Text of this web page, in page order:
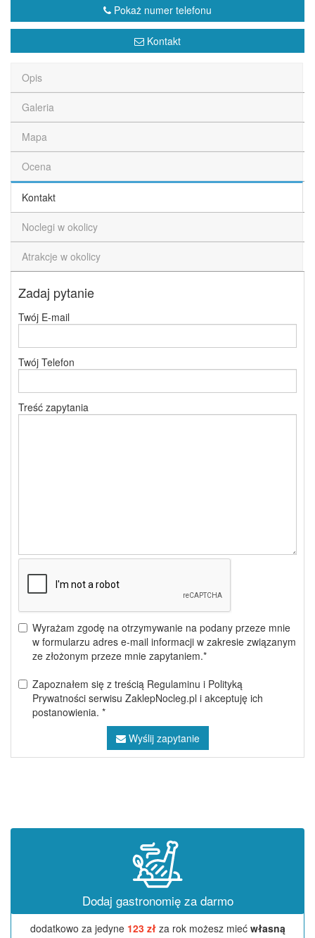
Pokaż numer telefonu
Kontakt
Opis
Galeria
Mapa
Ocena
Kontakt
Noclegi w okolicy
Atrakcje w okolicy
Zadaj pytanie
Twój E-mail
Twój Telefon
Treść zapytania
Wyrażam zgodę na otrzymywanie na podany przeze mnie
w formularzu adres e-mail informacji w zakresie związanym
ze złożonym przeze mnie zapytaniem.*
Zapoznałem się z treścią Regulaminu i Polityką
Prywatności serwisu ZaklepNocleg.pl i akceptuję ich
postanowienia. *
Wyślij zapytanie
Dodaj gastronomię za darmo
dodatkowo za jedyne 123 złza rok możesz mieć własną